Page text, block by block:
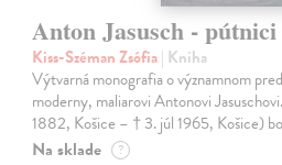
Anton Jasusch - pútnici
Kiss-Széman Zsófia| Kniha
Výtvarná monografia o významnom
moderny, maliarovi Antonovi
1882, Košice – † 3. júl 1965, Košice)
Na sklade ?